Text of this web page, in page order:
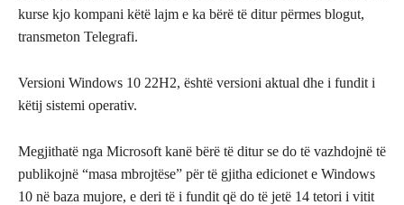
kurse kjo kompani këtë lajm e ka bërë të ditur përmes blogut,
transmeton Telegrafi.
Versioni Windows 10 22H2, është versioni aktual dhe i fundit i
këtij sistemi operativ.
Megjithatë nga Microsoft kanë bërë të ditur se do të vazhdojnë të
publikojnë “masa mbrojtëse” për të gjitha edicionet e Windows
10 në baza mujore, e deri të i fundit që do të jetë 14 tetori i vitit